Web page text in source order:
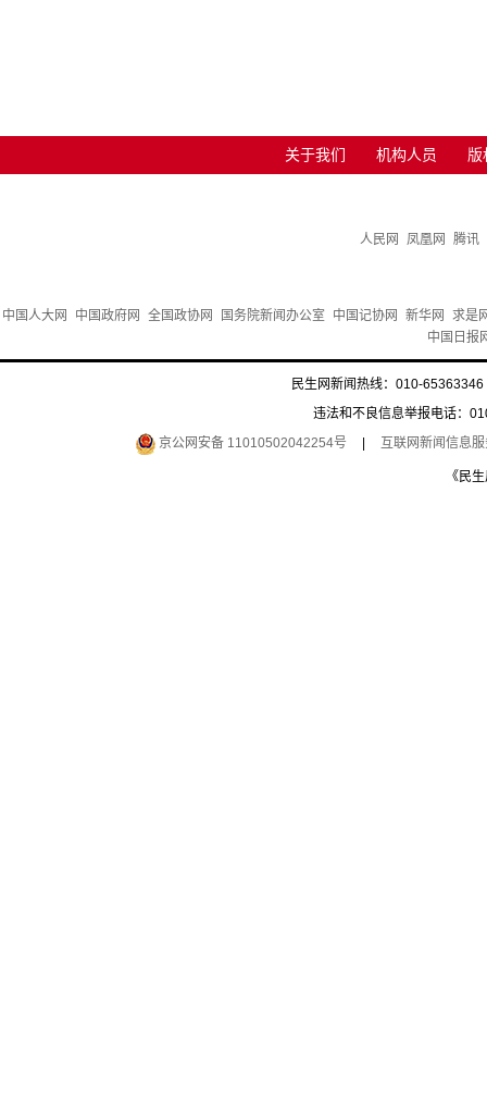
关于我们 机构人员 版
人民网 凤凰网 腾讯
中国人大网 中国政府网 全国政协网 国务院新闻办公室 中国记协网 新华网
求是
中国日报
民生网新闻热线：010-
违法和不良信息举报电话：
京公网安备 11010502042254号
互联网新闻信息
《民